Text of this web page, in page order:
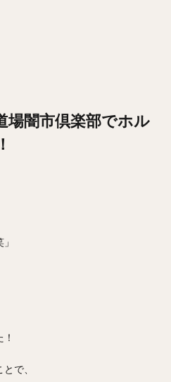
場闇市倶楽部でホル
で、